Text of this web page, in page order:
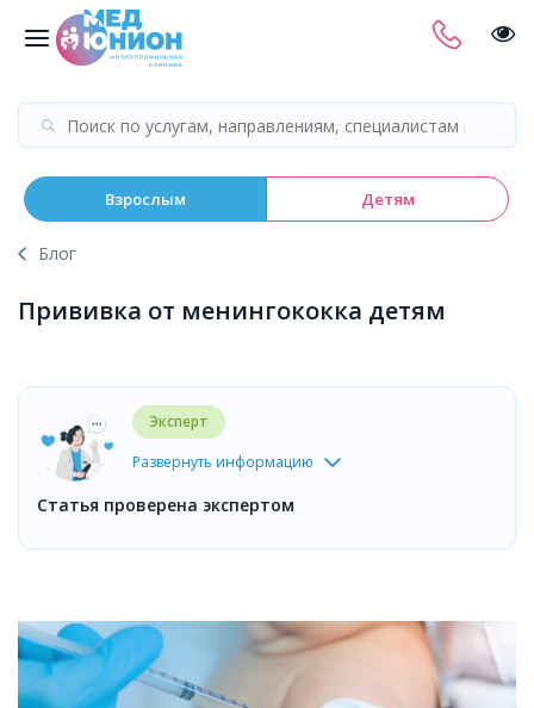
Взрослым Детям
Блог
Прививка от менингококка детям
Эксперт
Развернуть информацию
Статья проверена экспертом